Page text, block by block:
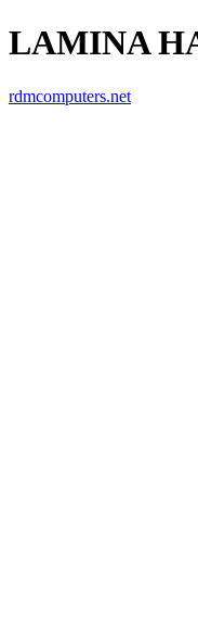
LAMINA
rdmcomputers.net